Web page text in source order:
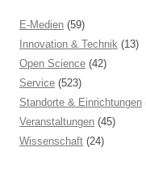
E-Medien (59)
Innovation & Technik (13)
Open Science (42)
Service (523)
Standorte & Einrichtungen
Veranstaltungen (45)
Wissenschaft (24)